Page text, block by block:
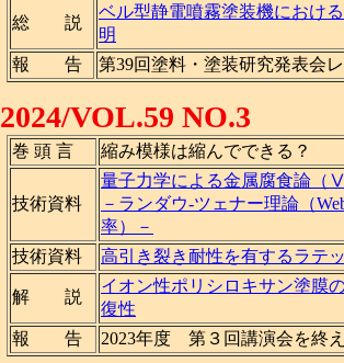
総 説
ベル型静電噴霧塗装機におけ
明
報 告
第39回塗料・塗装研究発表会
2024/VOL.59 NO.3
巻 頭 言 縮み模様は縮んでできる？
技術資料
量子力学による金属腐食論（
－ランダウ-ツェナー理論（
率）－
技術資料
高引き裂き耐性を有するラテ
解 説
イオン性ポリシロキサン塗膜
復性
報 告
2023年度 第３回講演会を終